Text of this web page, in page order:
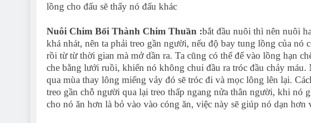
lồng cho đấu sẽ thấy nó đấu khác
Nuôi Chim Bổi Thành Chim Thuần :bắt đầu nuôi thì nên nuôi
khá nhát, nên ta phải treo gần người, nếu độ bay tung lồng của nó
rồi từ từ thời gian mà mở dần ra. Ta cũng có thể để vào lồng hạn
che bằng lưới ruồi, khiến nó không chui đầu ra tróc đầu chảy máu.
qua mùa thay lông miếng vảy đó sẽ tróc đi và mọc lông lên lại.
treo gần chỗ người qua lại treo thấp ngang nửa thân người, khi nó
cho nó ăn hơn là bỏ vào vào cóng ăn, việc này sẽ giúp nó dạn hơn